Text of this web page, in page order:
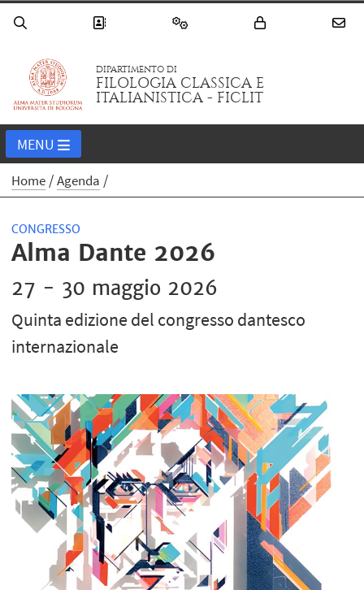
DIPARTIMENTO DI
FILOLOGIA CLASSICA E
ITALIANISTICA - FICLIT
MENU
Home Agenda
CONGRESSO
Alma Dante 2026
27 - 30 maggio 2026
Quinta edizione del congresso dantesco
internazionale